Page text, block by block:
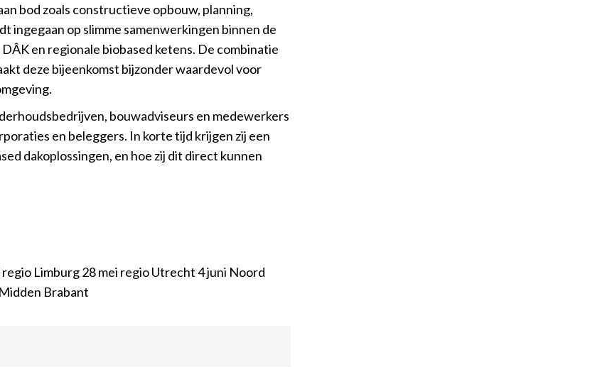
bod zoals constructieve opbouw, planning,
op slimme samenwerkingen binnen de
en regionale biobased ketens. De combinatie
deze bijeenkomst bijzonder waardevol voor
bouwadviseurs en medewerkers
en beleggers. In korte tijd krijgen zij een
dakoplossingen, en hoe zij dit direct kunnen
regio Limburg 28 mei regio Utrecht 4 juni Noord
Brabant